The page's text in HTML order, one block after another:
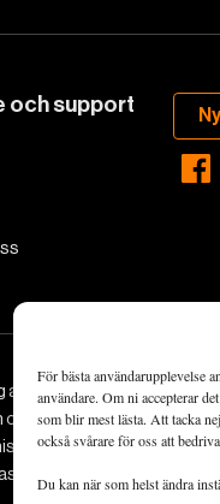
För bästa användarupplevelse
användare. Om ni accepterar
som blir mest lästa. Att tacka
också svårare för oss att
Du kan när som helst ändra
och support
av det viktigaste som
omställning till ett hållbart
minskade ekonomiska
och frodas.